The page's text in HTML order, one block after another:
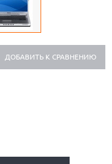
ДОБАВИТЬ К СРАВНЕНИЮ